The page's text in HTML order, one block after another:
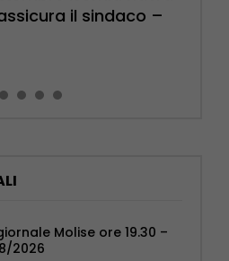
il sindaco –
e servizi di
2026
rafforzare organici
l’osteoporosi
Romagnoli –
Molise ore 19.30 –
2026